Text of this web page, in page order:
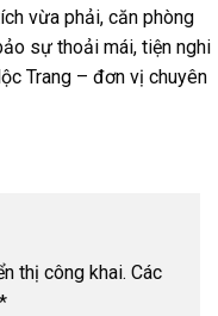
vừa phải, căn phòng
sự thoải mái, tiện nghi
Trang – đơn vị chuyên
thị công khai. Các
*